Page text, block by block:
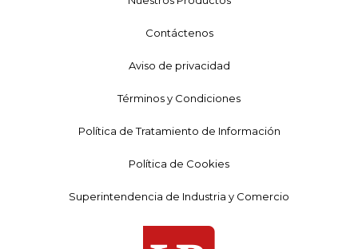
Contáctenos
Aviso de privacidad
Términos y Condiciones
Política de Tratamiento de Información
Política de Cookies
Superintendencia de Industria y Comercio